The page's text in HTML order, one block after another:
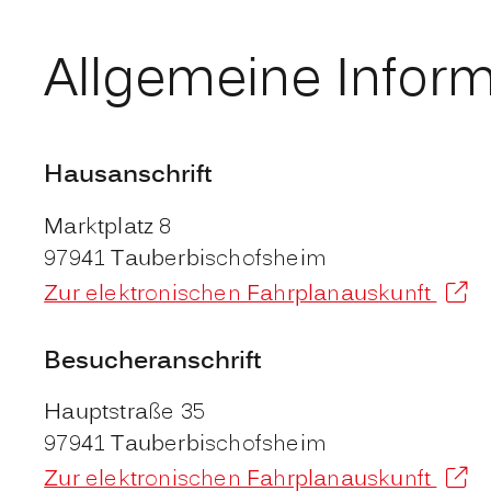
Allgemeine
Hausanschrift
Marktplatz 8
97941 Tauberbischofsheim
Zur elektronischen Fahrplanauskunft
Besucheranschrift
Hauptstraße 35
97941 Tauberbischofsheim
Zur elektronischen Fahrplanauskunft